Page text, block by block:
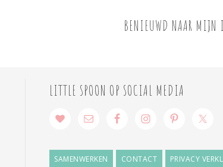
BENIEUWD NAAR MIJN
LITTLE SPOON OP SOCIAL MEDIA
SAMENWERKEN CONTACT PRIVACY